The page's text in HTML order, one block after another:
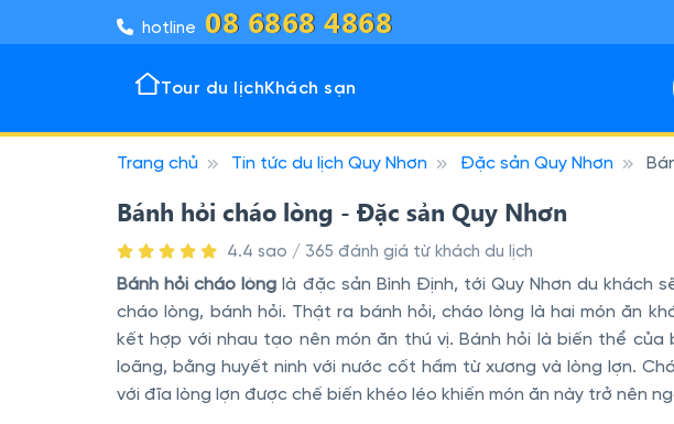
hotline 08 6868 4868
Tour du lịch
Tour Miền Nam 29
Khách sạn
Khách sạn Miền Bắc 7
Trang chủ Tin tức du lịch Quy Nhơn Đặc sản Quy Nhơn
Bánh hỏi cháo lòng - Đặc sản Quy Nhơn
4.4 sao / 365 đánh giá từ khách du lịch
Bánh hỏi cháo lòng là đặc sản Bình Định, tới Quy Nhơn du khách
cháo lòng, bánh hỏi. Thật ra bánh hỏi, cháo lòng là hai món ăn
kết hợp với nhau tạo nên món ăn thú vị. Bánh hỏi là biến thể
loãng, bằng huyết ninh với nước cốt hầm từ xương và lòng lợn.
với đĩa lòng lợn được chế biến khéo léo khiến món ăn này trở nên